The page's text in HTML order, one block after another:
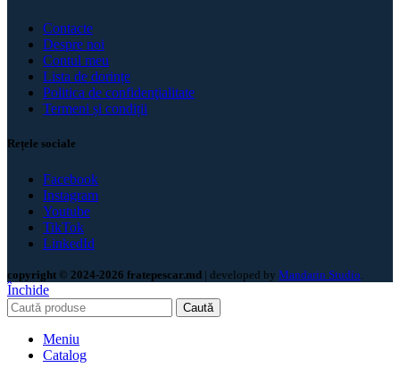
Contacte
Despre noi
Contul meu
Lista de dorințe
Politica de confidenţialitate
Termeni și condiții
Rețele sociale
Facebook
Instagram
Youtube
TikTok
LinkedId
copyright © 2024-2026 fratepescar.md | developed by Mandarin Studio
Închide
Caută
Meniu
Catalog